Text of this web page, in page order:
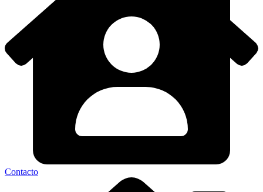
Contacto